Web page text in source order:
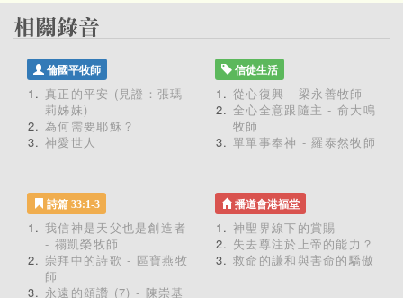
倫國平牧師
真正的平安 (見證：張瑪
莉姊妹)
為何需要耶穌？
神愛世人
信徒生活
從心復興 - 梁永善牧師
全心全意跟隨主 - 俞大鳴
牧師
單單事奉神 - 羅泰然牧師
詩篇 33:1-3
我信神是天父也是創造者
- 禤凱榮牧師
崇拜中的詩歌 - 區寶燕牧
師
永遠的頌讚 (7) - 陳崇基
播道會港福堂
神聖界線下的賞賜
失去尊注於上帝的能力？
救命的謙和與害命的驕傲